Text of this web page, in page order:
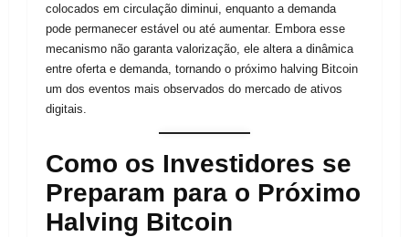
colocados em circulação diminui, enquanto a demanda
pode permanecer estável ou até aumentar. Embora esse
mecanismo não garanta valorização, ele altera a dinâmica
entre oferta e demanda, tornando o próximo halving Bitcoin
um dos eventos mais observados do mercado de ativos
digitais.
Como os Investidores se
Preparam para o Próximo
Halving Bitcoin